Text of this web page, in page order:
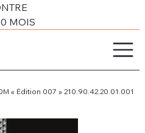
MOIS
« Édition 007 » 210.90.42.20.01.001